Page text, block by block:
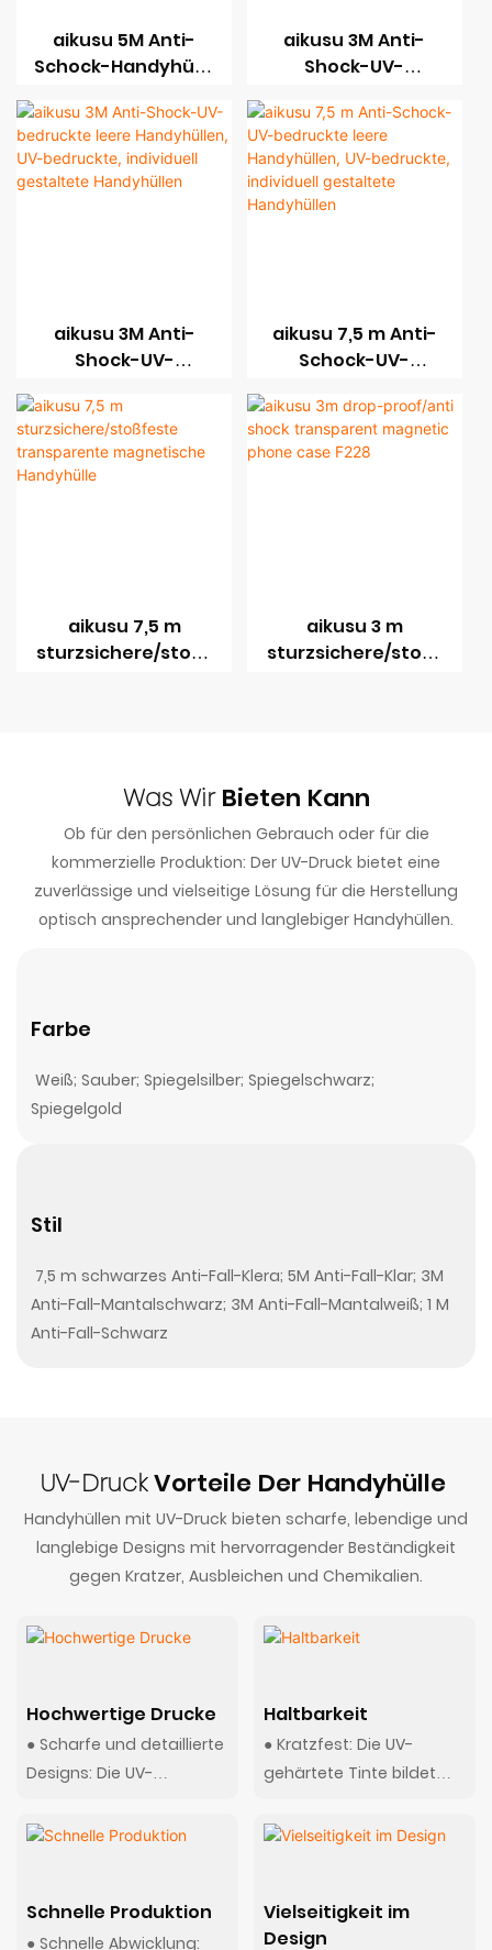
aikusu 5M Anti-
Schock-Handyhülle
UV-Druck und
magnetischem
Flip-Schutz
aikusu 3M Anti-
Shock-UV-
für leere
magnetische
Handyhüllen
aikusu 3M Anti-
Shock-UV-
Handyhüllen, UV-
bedruckte,
individuell
aikusu 7,5 m Anti-
Schock-UV-
Handyhüllen, UV-
bedruckte,
individuell
aikusu 7,5 m
sturzsichere/stoßf
aikusu 3 m
sturzsichere/stoßf
Was WirBieten Kann
Ob für den persönlichen Gebrauch oder für die
kommerzielle Produktion: Der UV-Druck bietet eine
zuverlässige und vielseitige Lösung für die Herstellung
optisch ansprechender und langlebiger Handyhüllen.
Farbe
Weiß; Sauber; Spiegelsilber; Spiegelschwarz;
Spiegelgold
Stil
7,5 m schwarzes Anti-Fall-Klera; 5M Anti-Fall-Klar; 3M
Anti-Fall-Mantalschwarz; 3M Anti-Fall-Mantalweiß; 1 M
Anti-Fall-Schwarz
UV-DruckVorteile Der Handyhülle
Handyhüllen mit UV-Druck bieten scharfe, lebendige und
langlebige Designs mit hervorragender Beständigkeit
gegen Kratzer, Ausbleichen und Chemikalien.
Hochwertige Drucke
● Scharfe und detaillierte
Designs: Die UV-
für außergewöhnlich
Auflösung, sodass selbst
komplizierte Designs und
Haltbarkeit
● Kratzfest: Die UV-
gehärtete Tinte bildet
auf der Oberfläche der
widerstandsfähig gegen
Kratzer und Abrieb
Schnelle Produktion
● Schnelle Abwicklung:
Vielseitigkeit im
Design